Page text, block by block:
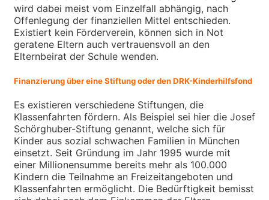
wird dabei meist vom Einzelfall abhängig, nach
Offenlegung der finanziellen Mittel entschieden.
Existiert kein Förderverein, können sich in Not
geratene Eltern auch vertrauensvoll an den
Elternbeirat der Schule wenden.
Finanzierung über eine Stiftung oder den DRK-Kinderhilfsfond
Es existieren verschiedene Stiftungen, die
Klassenfahrten fördern. Als Beispiel sei hier die Josef
Schörghuber-Stiftung genannt, welche sich für
Kinder aus sozial schwachen Familien in München
einsetzt. Seit Gründung im Jahr 1995 wurde mit
einer Millionensumme bereits mehr als 100.000
Kindern die Teilnahme an Freizeitangeboten und
Klassenfahrten ermöglicht. Die Bedürftigkeit bemisst